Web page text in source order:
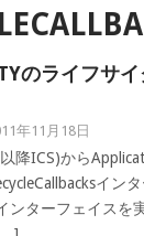
のライフサ
年11月18日
降ICS)から
イン
ンターフェイスを